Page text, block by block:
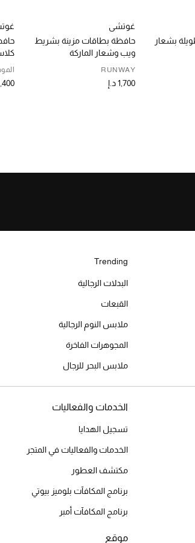
بشعار
غوتشي
حافظة بطاقات مزينة بشريط
ويب وشعار الماركة
RUNWAY
1,700 د.إ 1,400
Trending
البدلات الرجالية
القبعات
ملابس النوم الرجالية
المجوهرات الفاخرة
ملابس البحر للرجال
الخدمات والفعاليات
تسجيل الهدايا
الخدمات والفعاليات في المتجر
مكتشف العطور
برنامج المكافآت بلوميز بيوتي
برنامج المكافآت أمبر
موقع